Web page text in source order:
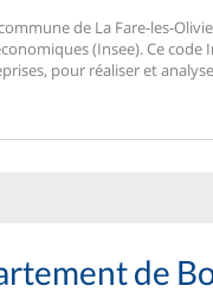
de La Fare-les-
(Insee). Ce
pour réaliser et
de